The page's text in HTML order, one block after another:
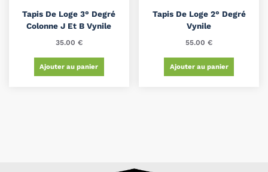
Tapis De Loge 3° Degré
Colonne J Et B Vynile
35.00 €
Ajouter au panier
Tapis De Loge 2° Degré
Vynile
55.00€
Ajouter au panier